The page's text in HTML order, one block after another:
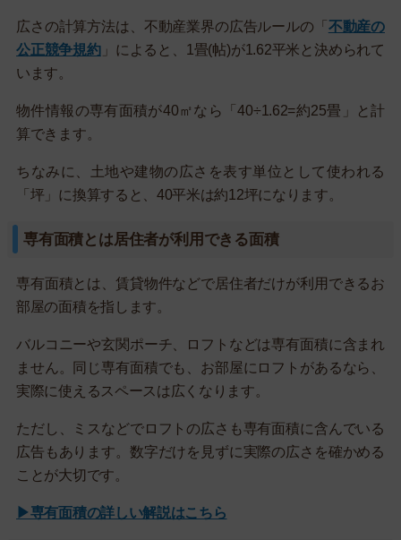
広さの計算方法は、不動産業界の広告ルールの「 不動産の
公正競争規約」によると、1畳(帖)が1.62平米と決められて
います。
物件情報の専有面積が40㎡なら「40÷1.62=約25畳」と計
算できます。
ちなみに、土地や建物の広さを表す単位として使われる
「坪」に換算すると、40平米は約12坪になります。
専有面積とは居住者が利用できる面積
専有面積とは、賃貸物件などで居住者だけが利用できるお
部屋の面積を指します。
バルコニーや玄関ポーチ、ロフトなどは専有面積に含まれ
ません。同じ専有面積でも、お部屋にロフトがあるなら、
実際に使えるスペースは広くなります。
ただし、ミスなどでロフトの広さも専有面積に含んでいる
広告もあります。数字だけを見ずに実際の広さを確かめる
ことが大切です。
▶専有面積の詳しい解説はこちら